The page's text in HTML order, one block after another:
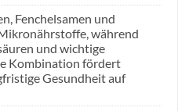
Fenchelsamen und
während
und wichtige
Kombination fördert
Gesundheit auf